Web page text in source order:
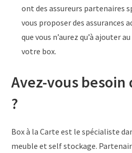
ont des assureurs partenaires
vous proposer des assurances
que vous n’aurez qu’à ajouter
votre box.
Avez-vous besoin
?
Box à la Carte est le spécialiste
meuble et self stockage.